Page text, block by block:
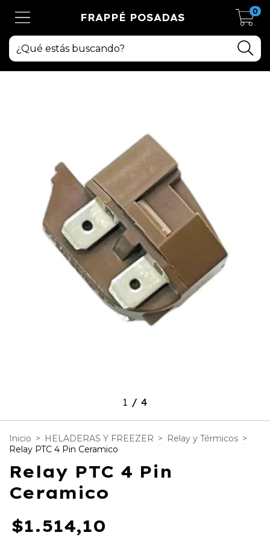
FRAPPÉ POSADAS
0
1 / 4
Inicio > HELADERAS Y FREEZER > Relay y Térmicos >
Relay PTC 4 Pin Ceramico
Relay PTC 4 Pin
Ceramico
$1.514,10